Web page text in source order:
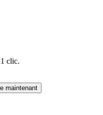
clic.
maintenant